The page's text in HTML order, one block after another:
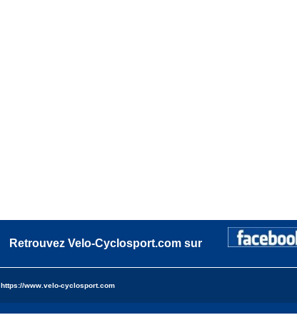
Retrouvez Velo-Cyclosport.com sur
https://www.velo-cyclosport.com